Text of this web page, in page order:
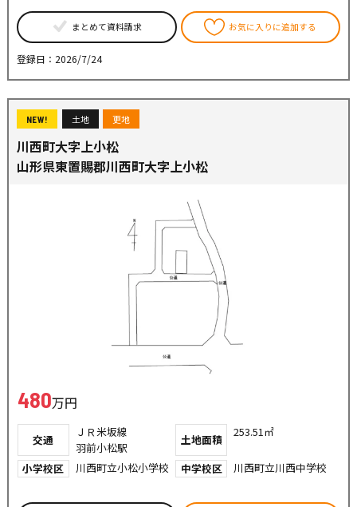
まとめて資料請求 お気に入りに追加する
登録日：2026/7/24
NEW! 土地 更地
川西町大字上小松
山形県東置賜郡川西町大字上小松
480万円
交通
ＪＲ米坂線
羽前小松駅
土地面積
253.51㎡
小学校区 川西町立小松小学校 中学校区 川西町立川西中学校